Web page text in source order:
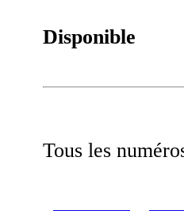
Disponible
Tous les